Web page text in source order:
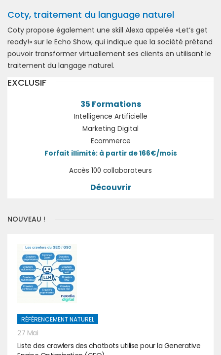
Coty, traitement du language naturel
Coty propose également une skill Alexa appelée «Let’s get
ready!» sur le Echo Show, qui indique que la société prétend
pouvoir transformer virtuellement ses clients en utilisant le
traitement du langage naturel.
EXCLUSIF
35 Formations
Intelligence Artificielle
Marketing Digital
Ecommerce
Forfait illimité: à partir de 166€/mois
Accès 100 collaborateurs
Découvrir
NOUVEAU !
RÉFÉRENCEMENT NATUREL
27 Mai
Liste des crawlers des chatbots utilise pour la Generative